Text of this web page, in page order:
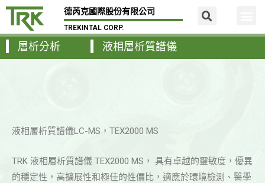
德芮克國際股份有限公司
TREKINTAL CORP.
層析分析 液相層析質譜儀
液相層析質譜儀LC-MS，TEX2000 MS
TRK 液相層析質譜儀 TEX2000 MS， 具有卓越的靈敏度，優異
的穩定性，高擴展性和極佳的性價比，適應於環境檢測、醫學